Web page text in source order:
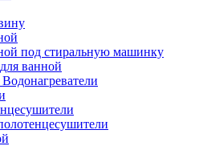
под стиральную машинку
ванной